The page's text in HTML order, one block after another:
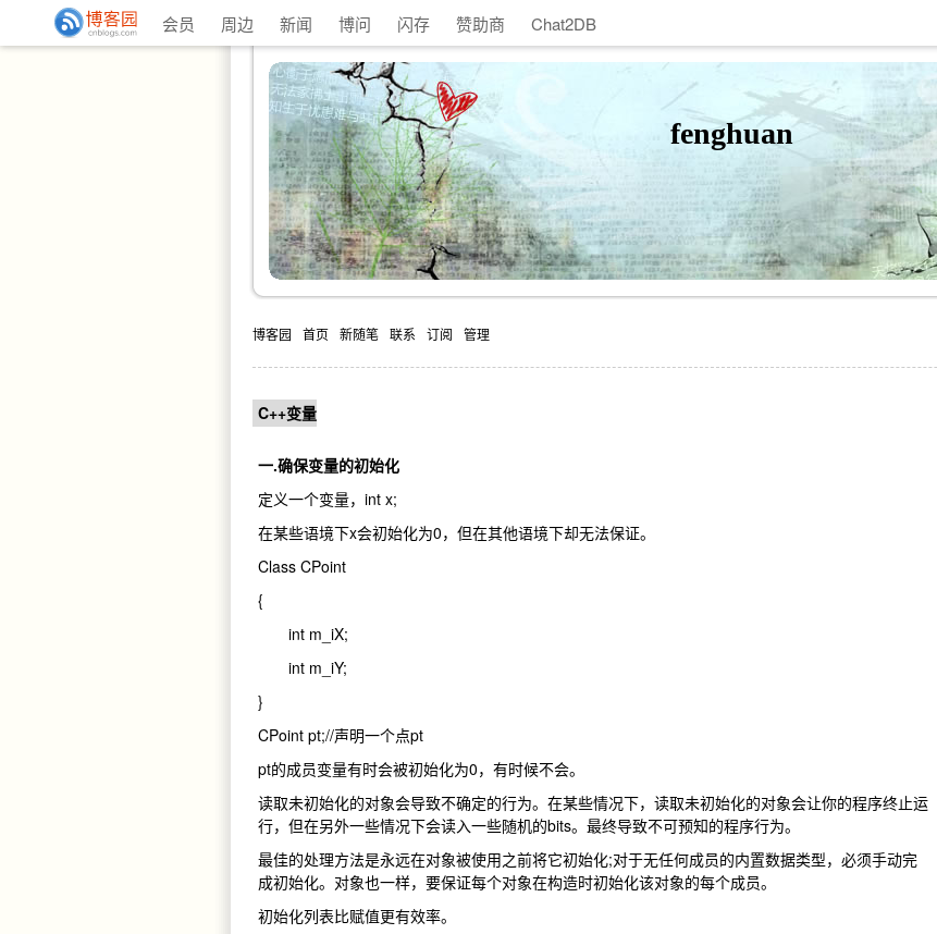
会员 周边 新闻 博问 闪存 赞助商 Chat2DB
fenghuan
博客园 首页 新随笔 联系 订阅 管理
C++变量
一.确保变量的初始化
定义一个变量，int x;
在某些语境下x会初始化为0，但在其他语境下却无法保证。
Class CPoint
{
int m_iX;
int m_iY;
}
CPoint pt;//声明一个点pt
pt的成员变量有时会被初始化为0，有时候不会。
读取未初始化的对象会导致不确定的行为。在某些情况下，读取未初始化的对象会让你的程序终止运
行，但在另外一些情况下会读入一些随机的bits。最终导致不可预知的程序行为。
最佳的处理方法是永远在对象被使用之前将它初始化;对于无任何成员的内置数据类型，必须手动完
成初始化。对象也一样，要保证每个对象在构造时初始化该对象的每个成员。
初始化列表比赋值更有效率。